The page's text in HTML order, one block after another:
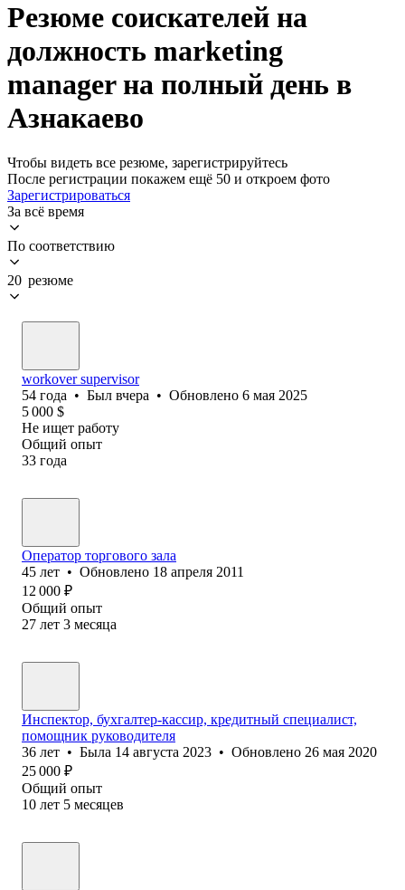
Резюме соискателей на
должность marketing
manager на полный день в
Азнакаево
Чтобы видеть все резюме, зарегистрируйтесь
После регистрации покажем ещё 50 и откроем фото
Зарегистрироваться
За всё время
По соответствию
20 резюме
workover supervisor
54 года • Был вчера • Обновлено 6 мая 2025
5 000 $
Не ищет работу
Общий опыт
33 года
Оператор торгового зала
45 лет • Обновлено 18 апреля 2011
12 000 ₽
Общий опыт
27 лет 3 месяца
Инспектор, бухгалтер-кассир, кредитный специалист,
помощник руководителя
36 лет • Была 14 августа 2023 • Обновлено 26 мая 2020
25 000 ₽
Общий опыт
10 лет 5 месяцев